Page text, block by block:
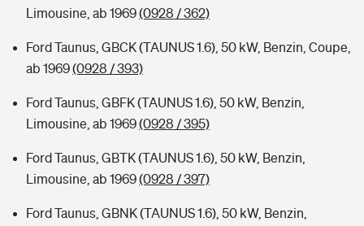
Limousine, ab 1969(0928 / 362)
Ford Taunus, GBCK (TAUNUS 1.6), 50 kW, Benzin, Coupe,
ab 1969(0928 / 393)
Ford Taunus, GBFK (TAUNUS 1.6), 50 kW, Benzin,
Limousine, ab 1969(0928 / 395)
Ford Taunus, GBTK (TAUNUS 1.6), 50 kW, Benzin,
Limousine, ab 1969(0928 / 397)
Ford Taunus, GBNK (TAUNUS 1.6), 50 kW, Benzin,